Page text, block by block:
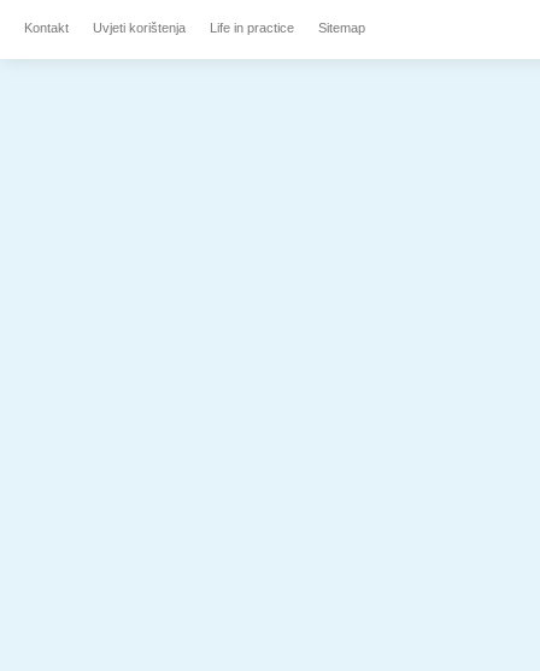
Kontakt Uvjeti korištenja Life in practice Sitemap